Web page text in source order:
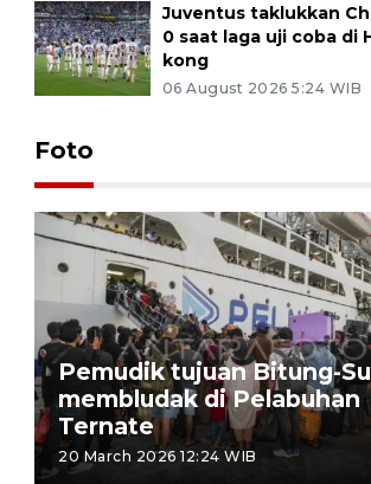
Juventus taklukkan
0 saat laga uji coba di
kong
06 August 2026 5:24 WIB
Foto
Pemudik tujuan Bitung-
membludak di Pelabuhan
Ternate
20 March 2026 12:24 WIB